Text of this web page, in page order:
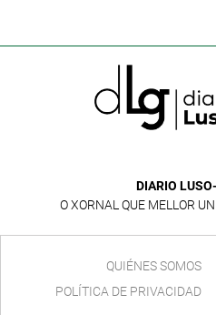
DIARIO
O XORNAL QUE MELLOR
QUIÉNES SOMOS
POLÍTICA DE PRIVACIDAD